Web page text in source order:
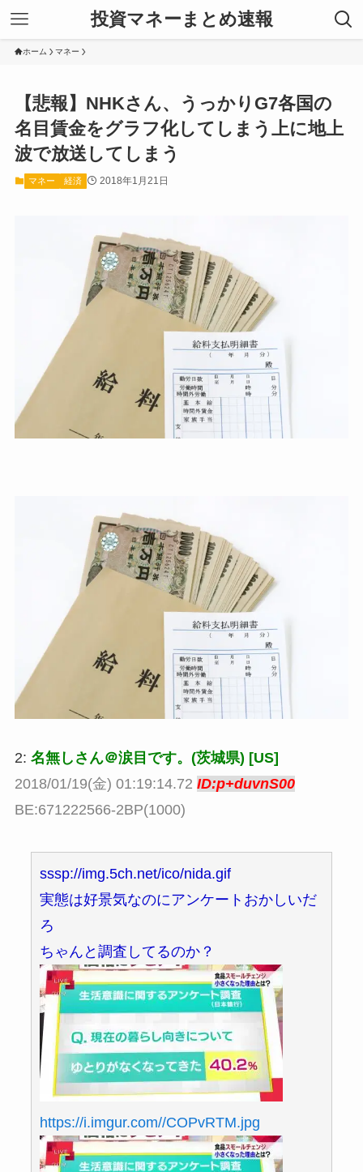
投資マネーまとめ速報
ホーム マネー
【悲報】NHKさん、うっかりG7各国の
名目賃金をグラフ化してしまう上に地上
波で放送してしまう
マネー 経済 2018年1月21日
2: 名無しさん＠涙目です。(茨城県) [US]
2018/01/19(金) 01:19:14.72 ID:p+duvnS00
BE:671222566-2BP(1000)
sssp://img.5ch.net/ico/nida.gif
実態は好景気なのにアンケートおかしいだ
ろ
ちゃんと調査してるのか？
https://i.imgur.com//COPvRTM.jpg